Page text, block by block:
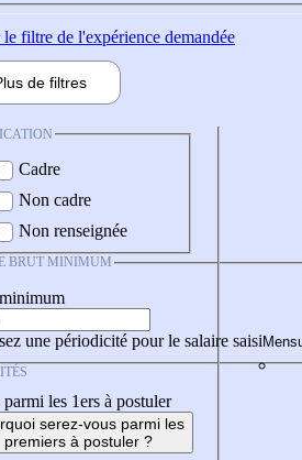
le filtre de l'expérience demandée
de filtres
Cadre
Non cadre
Non renseignée
BRUT MINIMUM
une périodicité pour le salaire saisi
parmi les 1ers à postuler
serez-vous parmi les
premiers à postuler ?